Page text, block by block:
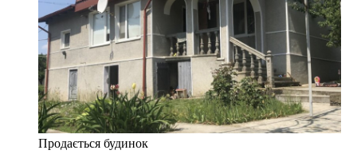
Продається будинок